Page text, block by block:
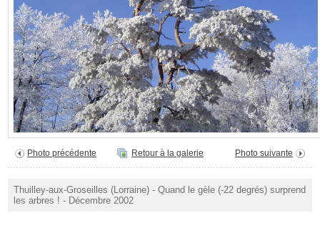
Photo précédente Retour à la galerie Photo suivante
Thuilley-aux-Groseilles (Lorraine) - Quand le gèle (-22 degrés) surprend
les arbres ! - Décembre 2002